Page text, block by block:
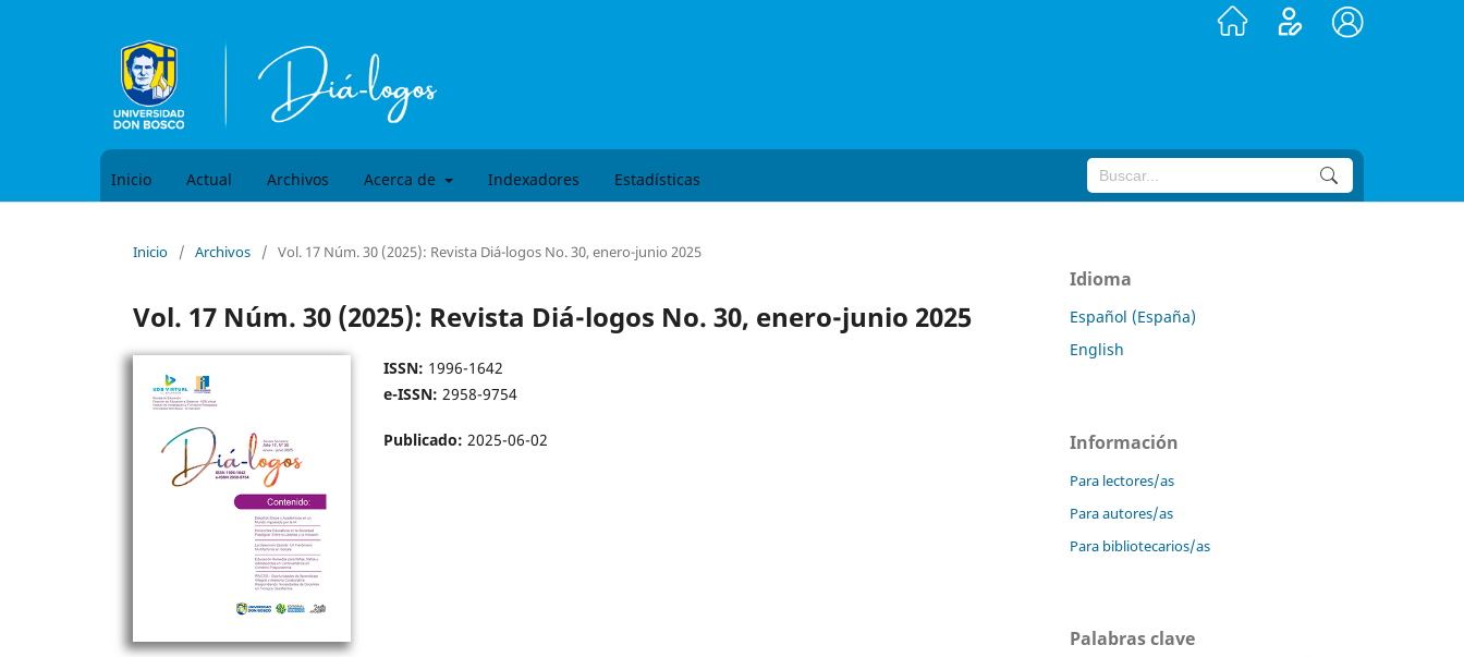
Inicio Actual Archivos Acerca de Indexadores Estadísticas
Inicio / Archivos / Vol. 17 Núm. 30 (2025): Revista Diá-logos No. 30, enero-junio 2025
Vol. 17 Núm. 30 (2025): Revista Diá-logos No. 30, enero-junio 2025
ISSN: 1996-1642
e-ISSN: 2958-9754
Publicado: 2025-06-02
Idioma
Español (España)
English
Información
Para lectores/as
Para autores/as
Para bibliotecarios/as
Palabras clave